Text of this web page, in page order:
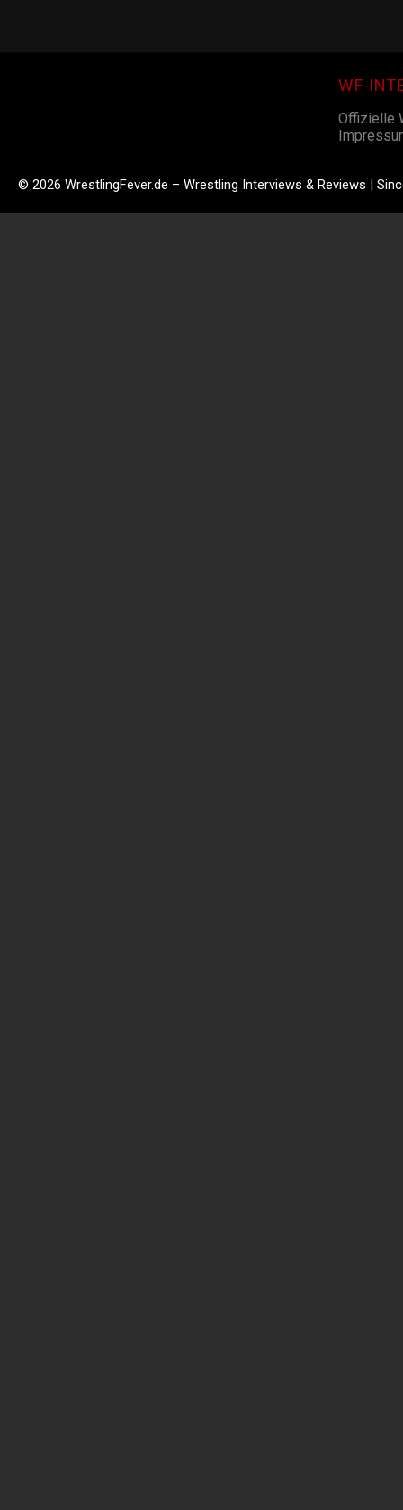
WF-
Offizielle
© 2026 WrestlingFever.de – Wrestling Interviews & Reviews |